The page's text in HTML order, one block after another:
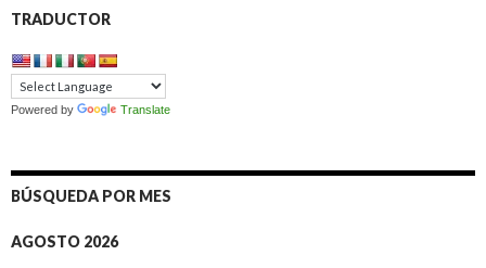
TRADUCTOR
Powered by Translate
BÚSQUEDA POR MES
AGOSTO 2026